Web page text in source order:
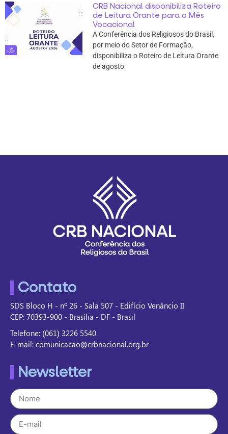
CRB Nacional disponibiliza Roteiro
de Leitura Orante para o Mês
Vocacional
A Conferência dos Religiosos do Brasil,
por meio do Setor de Formação,
disponibiliza o Roteiro de Leitura Orante
de agosto
Contato
SDS Bloco H - nº 26 - Sala 507 - Edifício Venâncio II
CEP: 70393-900 - Brasília - DF - Brasil
Telefone: (061) 3226 5540
E-mail: comunicacao@crbnacional.org.br
Newsletter